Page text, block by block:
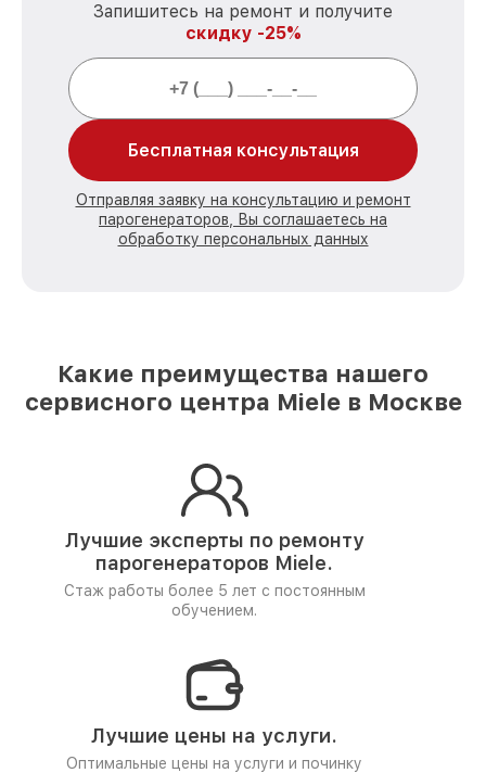
Запишитесь на ремонт и получите
скидку -25%
Бесплатная консультация
Отправляя заявку на консультацию и ремонт
парогенераторов, Вы соглашаетесь на
обработку персональных данных
Какие преимущества нашего
сервисного центра Miele в Москве
Лучшие эксперты по ремонту
парогенераторов Miele.
Стаж работы более 5 лет с постоянным
обучением.
Лучшие цены на услуги.
Оптимальные цены на услуги и починку